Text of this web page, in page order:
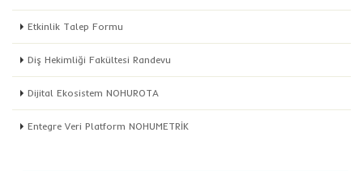
Etkinlik Talep Formu
Diş Hekimliği Fakültesi Randevu
Dijital Ekosistem NOHUROTA
Entegre Veri Platform NOHUMETRİK